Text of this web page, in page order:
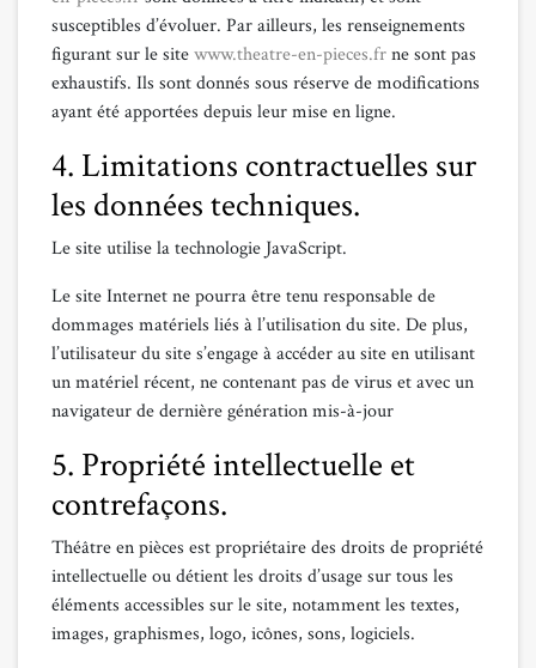
susceptibles d’évoluer. Par ailleurs, les renseignements
figurant sur le sitewww.theatre-en-pieces.frne sont pas
exhaustifs. Ils sont donnés sous réserve de modifications
ayant été apportées depuis leur mise en ligne.
4. Limitations contractuelles sur
les données techniques.
Le site utilise la technologie JavaScript.
Le site Internet ne pourra être tenu responsable de
dommages matériels liés à l’utilisation du site. De plus,
l’utilisateur du site s’engage à accéder au site en utilisant
un matériel récent, ne contenant pas de virus et avec un
navigateur de dernière génération mis-à-jour
5. Propriété intellectuelle et
contrefaçons.
Théâtre en pièces est propriétaire des droits de propriété
intellectuelle ou détient les droits d’usage sur tous les
éléments accessibles sur le site, notamment les textes,
images, graphismes, logo, icônes, sons, logiciels.